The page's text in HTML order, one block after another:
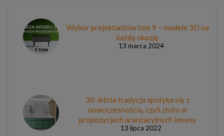
Wybór projektantów tom 9 – modele 3D na
każdą okazję
13 marca 2024
30-letnia tradycja spotyka się z
nowoczesnością, czyli złoto w
propozycjach aranżacyjnych Inveny
13 lipca 2022